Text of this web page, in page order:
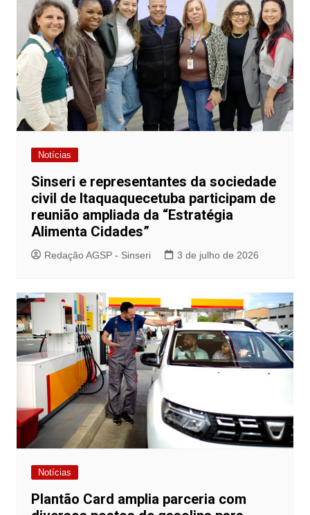
Notícias
Sinseri e representantes da sociedade
civil de Itaquaquecetuba participam de
reunião ampliada da “Estratégia
Alimenta Cidades”
Redação AGSP - Sinseri 3 de julho de 2026
Notícias
Plantão Card amplia parceria com